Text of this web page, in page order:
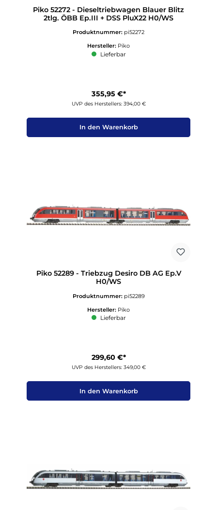
Piko 52272 - Dieseltriebwagen Blauer Blitz
2tlg. ÖBB Ep.III + DSS PluX22 H0/WS
Produktnummer: pi52272
Hersteller: Piko
Lieferbar
355,95 €*
UVP des Herstellers: 394,00 €
In den Warenkorb
Piko 52289 - Triebzug Desiro DB AG Ep.V
H0/WS
Produktnummer: pi52289
Hersteller: Piko
Lieferbar
299,60 €*
UVP des Herstellers: 349,00 €
In den Warenkorb